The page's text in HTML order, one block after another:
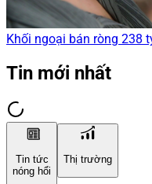
Khối ngoại bán ròng 238
Tin mới nhất
Tin tức
nóng hổi
Thị trường